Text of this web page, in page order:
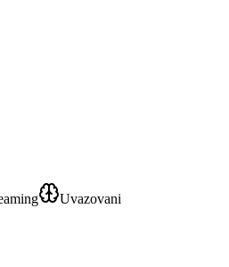
Uvazovani